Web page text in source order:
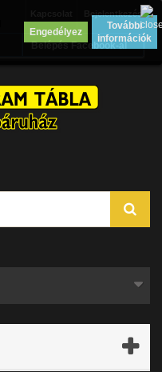
Bejelentkezés
Belépés Facebook-al
Engedélyez
További
információk